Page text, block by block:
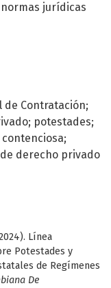
de Contratación;
potestades;
derecho privado
Línea
Potestades y
de Regímenes
De
jurídicas